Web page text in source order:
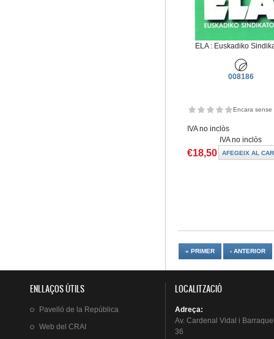
ELA : Euskadiko
008186
Encara sense
IVA no inclòs
IVA no inclòs
€18,50
« PRIMER ‹ ANTERIOR
ENLLAÇOS ÚTILS
Pavelló de la República
Web del CRAI
LOCALITZACIÓ
Adreça:
Av. Cardenal Vidal i
36